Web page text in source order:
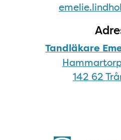
Tandläkare
142 62